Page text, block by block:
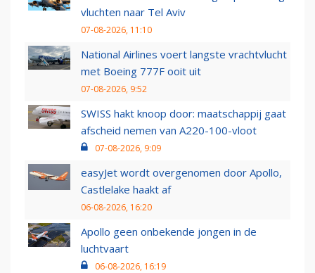
vluchten naar Tel Aviv
07-08-2026, 11:10
National Airlines voert langste vrachtvlucht
met Boeing 777F ooit uit
07-08-2026, 9:52
SWISS hakt knoop door: maatschappij gaat
afscheid nemen van A220-100-vloot
07-08-2026, 9:09
easyJet wordt overgenomen door Apollo,
Castlelake haakt af
06-08-2026, 16:20
Apollo geen onbekende jongen in de
luchtvaart
06-08-2026, 16:19